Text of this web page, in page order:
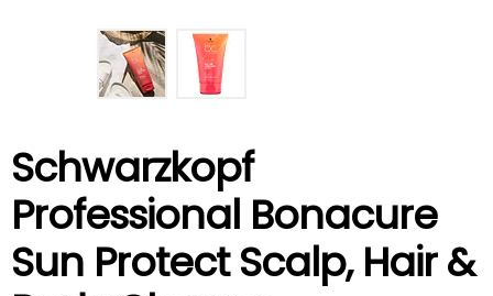
Schwarzkopf
Professional Bonacure
Sun Protect Scalp, Hair &